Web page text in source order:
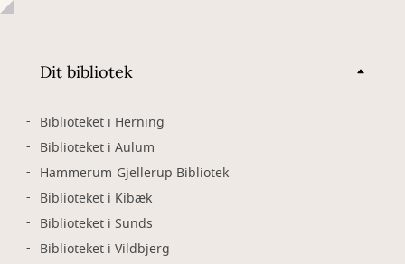
Dit bibliotek
Biblioteket i Herning
Biblioteket i Aulum
Hammerum-Gjellerup Bibliotek
Biblioteket i Kibæk
Biblioteket i Sunds
Biblioteket i Vildbjerg